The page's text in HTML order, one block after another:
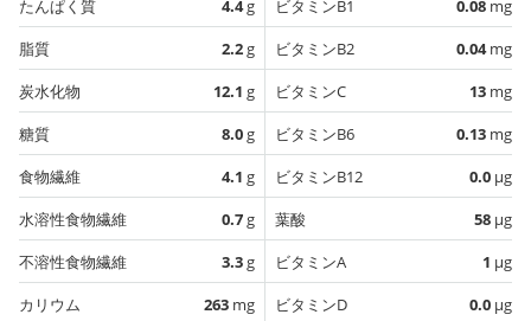
たんぱく質
4.4g
脂質
2.2g
炭水化物
12.1 g
糖質
8.0g
食物繊維
4.1 g
水溶性食物繊維
0.7g
不溶性食物繊維
3.3g
カリウム
263 mg
ビタミンB1
0.08 mg
ビタミンB2
0.04mg
ビタミンC
13 mg
ビタミンB6
0.13 mg
ビタミンB12
0.0 µg
葉酸
58 µg
ビタミンA
1 µg
ビタミンD
0.0 µg